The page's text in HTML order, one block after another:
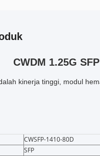
CWDM 1.25G
kinerja tinggi, modul
CWSFP-1410-80D
SFP